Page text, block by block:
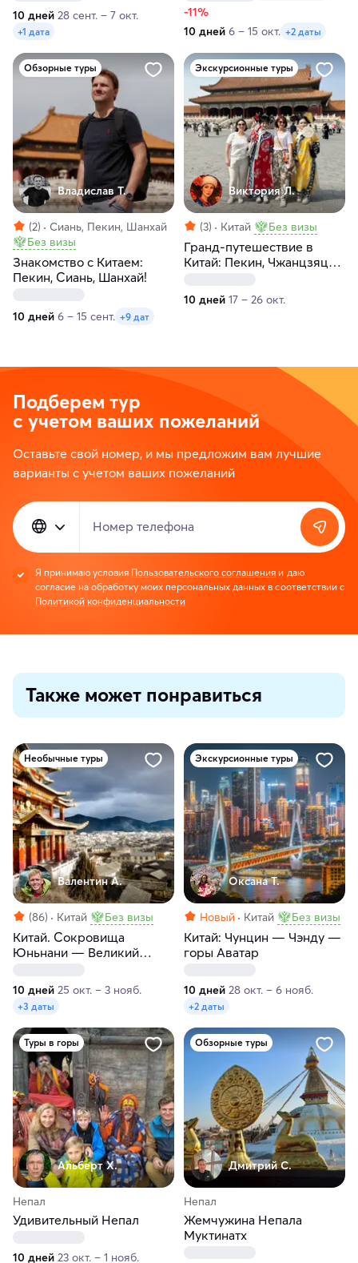
10 дней 28 сент. – 7 окт.
+1 дата
-11%
10 дней 6 – 15 окт. +2 даты
Обзорные туры
Владислав Т.
(2)
Сиань, Пекин, Шанхай
Без визы
Знакомство с Китаем:
Пекин, Сиань, Шанхай!
10 дней 6 – 15 сент. +9 дат
Экскурсионные туры
Виктория Л.
(3) Китай Без визы
Гранд-путешествие в
Китай: Пекин, Чжанцзяцзе
10 дней 17 – 26 окт.
Подберем тур
с учетом ваших пожеланий
Оставьте свой номер, и мы предложим вам лучшие
варианты с учетом ваших пожеланий
Номер телефона
Я принимаю условия Пользовательского соглашения и даю
согласие на обработку моих персональных данных в соответствии с
Политикой конфиденциальности
Также может понравиться
Необычные туры
Валентин А.
(86) Китай Без визы
Китай. Cокровища
Юньнани — Великий
10 дней 25 окт. – 3 нояб.
+3 даты
Экскурсионные туры
Оксана Т.
Новый Китай Без визы
Китай: Чунцин — Чэнду —
горы Аватар
10 дней 28 окт. – 6 нояб.
+2 даты
Туры в горы
Альберт Х.
Непал
Удивительный Непал
10 дней 23 окт. – 1 нояб.
Обзорные туры
Дмитрий С.
Непал
Жемчужина Непала
Муктинатх